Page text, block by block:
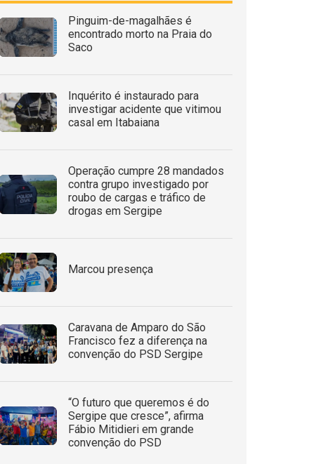
Pinguim-de-magalhães é
encontrado morto na Praia do
Saco
Inquérito é instaurado para
investigar acidente que vitimou
casal em Itabaiana
Operação cumpre 28 mandados
contra grupo investigado por
roubo de cargas e tráfico de
drogas em Sergipe
Marcou presença
Caravana de Amparo do São
Francisco fez a diferença na
convenção do PSD Sergipe
“O futuro que queremos é do
Sergipe que cresce”, afirma
Fábio Mitidieri em grande
convenção do PSD